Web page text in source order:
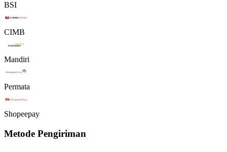
BSI
CIMB
Mandiri
Permata
Shopeepay
Metode Pengiriman